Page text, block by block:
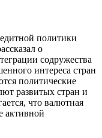
политики
о
содружества
интереса стран
политические
развитых стран и
что валютная
активной